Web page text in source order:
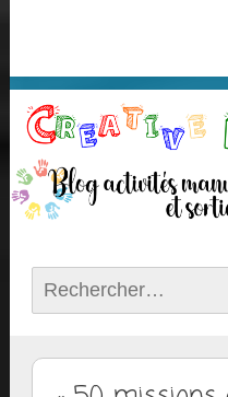
Rechercher :